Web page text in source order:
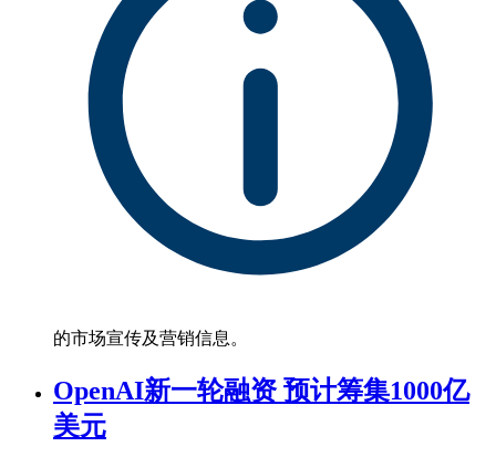
的市场宣传及营销信息。
OpenAI新一轮融资 预计筹集1000亿
美元